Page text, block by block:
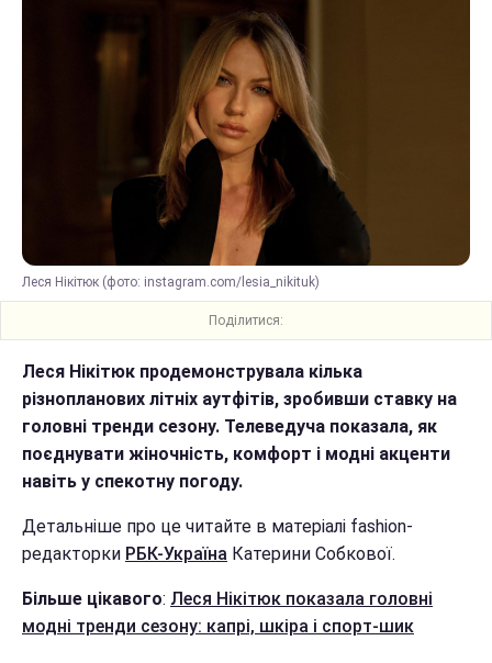
Леся Нікітюк (фото: instagram.com/lesia_nikituk)
Поділитися:
Леся Нікітюк продемонструвала кілька
різнопланових літніх аутфітів, зробивши ставку на
головні тренди сезону. Телеведуча показала, як
поєднувати жіночність, комфорт і модні акценти
навіть у спекотну погоду.
Детальніше про це читайте в матеріалі fashion-
редакторки РБК-Україна Катерини Собкової.
Більше цікавого: Леся Нікітюк показала головні
модні тренди сезону: капрі, шкіра і спорт-шик